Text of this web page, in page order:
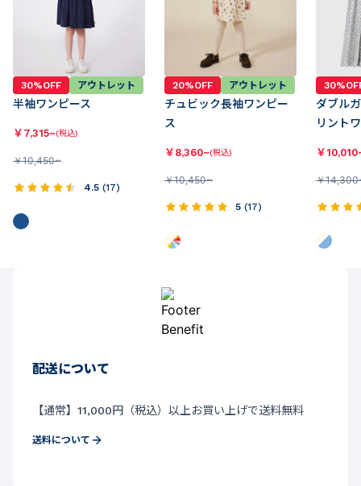
30%OFF アウトレット
半袖ワンピース
￥ 7,315~(税込)
￥10,450~
4.5 (17)
20%OFF アウトレット
チュビック長袖ワンピー
ス
￥ 8,360~(税込)
￥10,450~
5 (17)
ダブル
リント
￥
￥
配送について
【通常】11,000円（税込）以上お買い上げで送料無料
送料について